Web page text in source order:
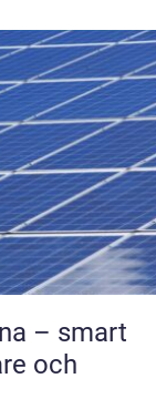
– smart
och